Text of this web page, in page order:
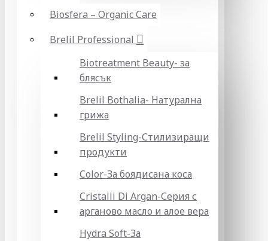
Biosfera – Organic Care
Brelil Professional
Biotreatment Beauty- за
блясък
Brelil Bothalia- Натурална
грижа
Brelil Styling-Стилизиращи
продукти
Color-За боядисана коса
Cristalli Di Argan-Серия с
арганово масло и алое вера
Hydra Soft-За